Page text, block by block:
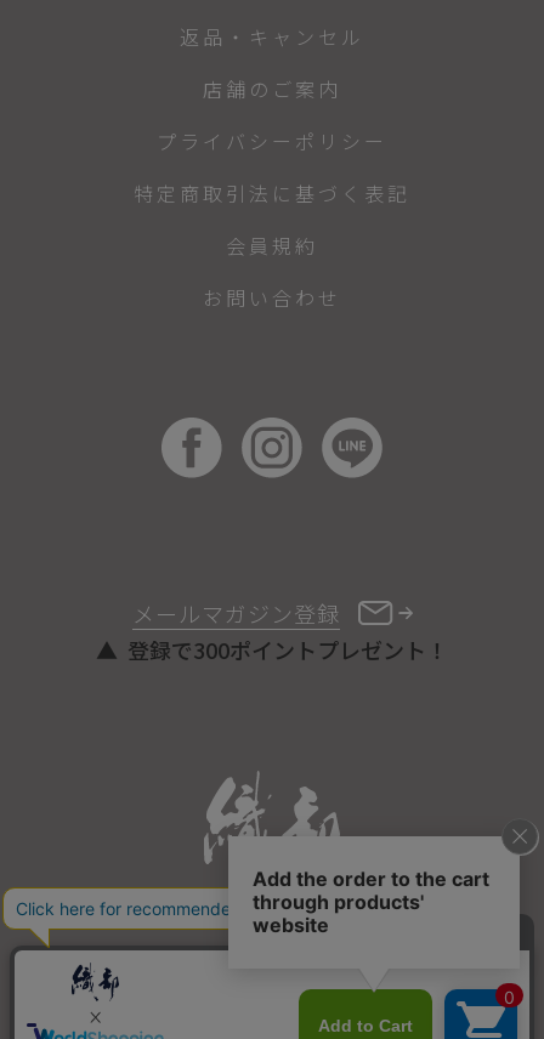
ONLINE STORE
メールマガジン登録
登録で300ポイントプレゼント！
返品・キャンセル
店舗のご案内
プライバシーポリシー
特定商取引法に基づく表記
会員規約
お問い合わせ
COPYRIGHT © ORIBE ALL RIGHTS RESERVED.